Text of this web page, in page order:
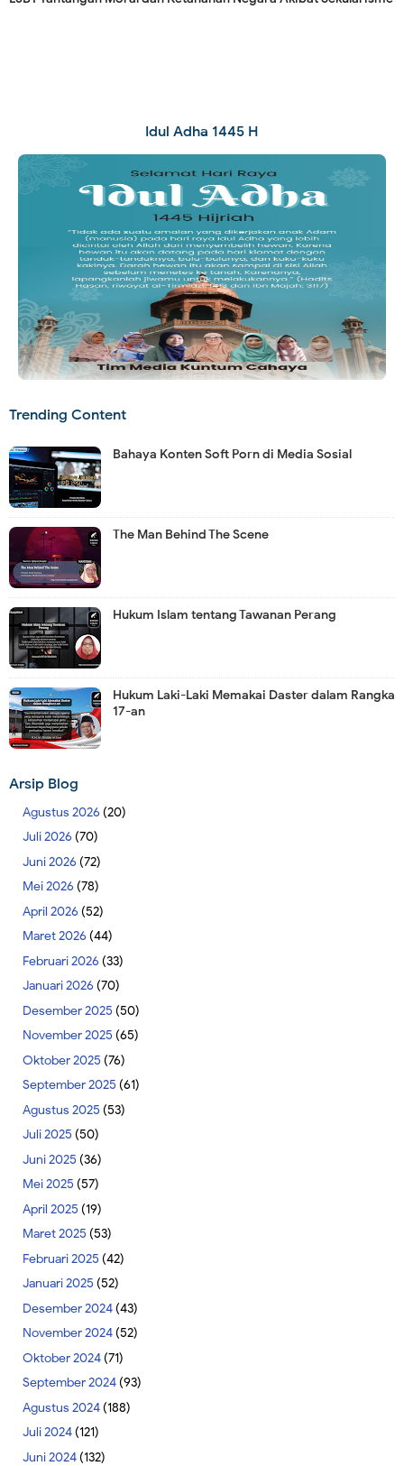
Idul Adha 1445 H
Trending Content
Bahaya Konten Soft Porn di Media Sosial
The Man Behind The Scene
Hukum Islam tentang Tawanan Perang
Hukum Laki-Laki Memakai Daster dalam Rangka
17-an
Arsip Blog
Agustus 2026 (20)
Juli 2026 (70)
Juni 2026 (72)
Mei 2026 (78)
April 2026 (52)
Maret 2026 (44)
Februari 2026 (33)
Januari 2026 (70)
Desember 2025 (50)
November 2025 (65)
Oktober 2025 (76)
September 2025 (61)
Agustus 2025 (53)
Juli 2025 (50)
Juni 2025 (36)
Mei 2025 (57)
April 2025 (19)
Maret 2025 (53)
Februari 2025 (42)
Januari 2025 (52)
Desember 2024(43)
November 2024(52)
Oktober 2024(71)
September 2024(93)
Agustus 2024(188)
Juli 2024(121)
Juni 2024(132)